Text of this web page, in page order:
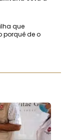
que
porquê de o